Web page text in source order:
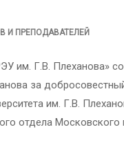
И ПРЕПОДАВАТЕЛЕЙ
им. Г.В. Плеханова»
за
им. Г.В.
отдела Московского